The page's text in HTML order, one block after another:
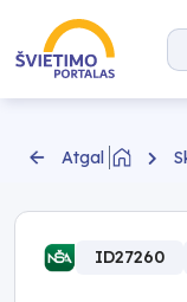
Pereiti prie turinio
Atgal
ID27260